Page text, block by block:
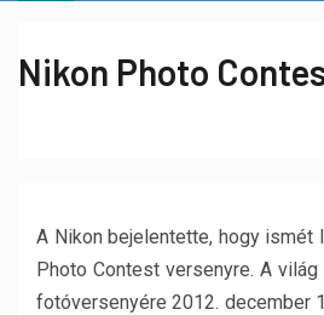
Nikon Photo
A Nikon bejelentette, hogy ismét
Photo Contest versenyre. A
fotóversenyére 2012. december